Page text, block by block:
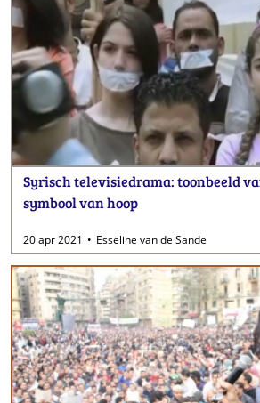
Syrisch televisiedrama: toonbeeld
symbool van hoop
20 apr 2021 Esseline van de Sande